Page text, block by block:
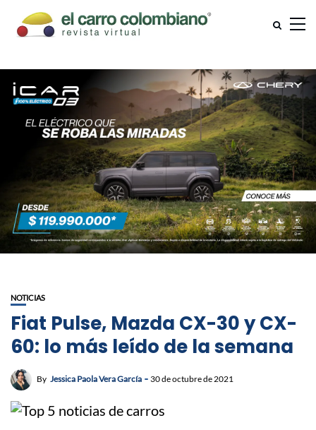
NOTICIAS
Fiat Pulse, Mazda CX-30 y CX-
60: lo más leído de la semana
By Jessica Paola Vera García 30 de octubre de 2021